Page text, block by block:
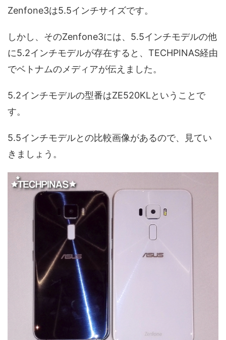
Zenfone3は5.5インチサイズです。
しかし、そのZenfone3には、5.5インチモデルの他
に5.2インチモデルが存在すると、TECHPINAS経由
でベトナムのメディアが伝えました。
5.2インチモデルの型番はZE520KLということで
す。
5.5インチモデルとの比較画像があるので、見てい
きましょう。